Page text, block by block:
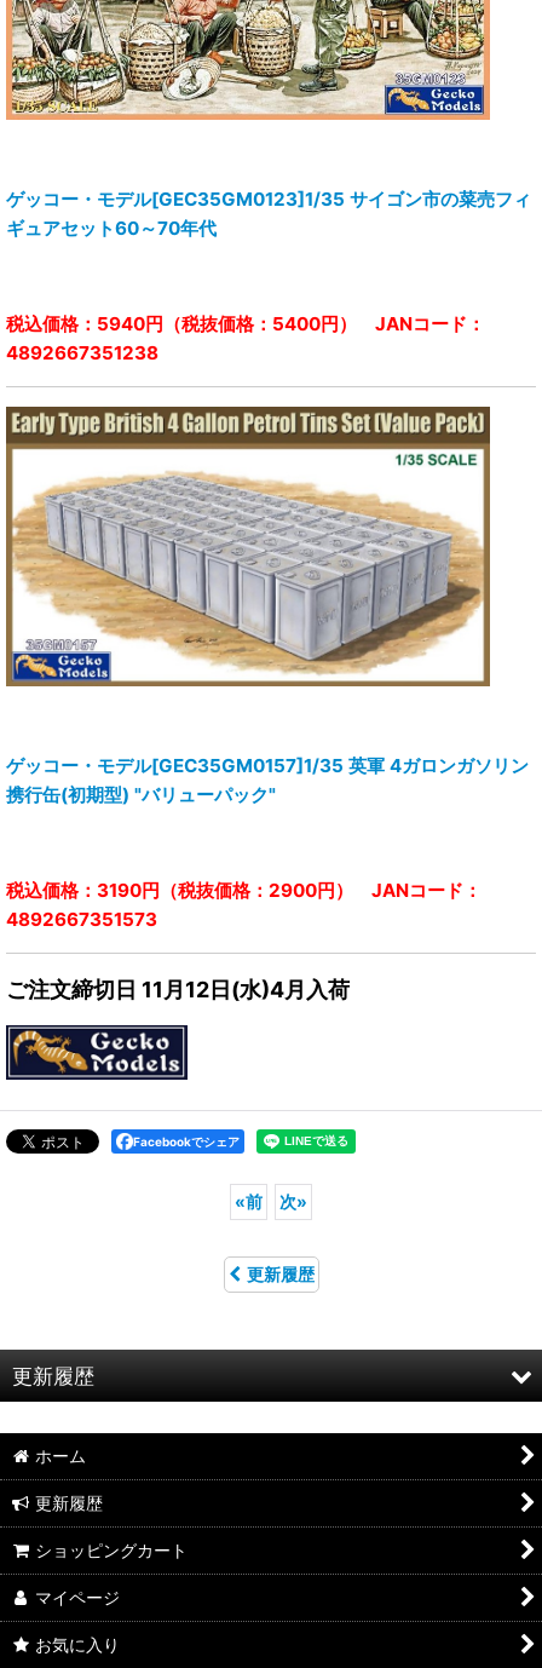
ゲッコー・モデル[GEC35GM0123]1/35 サイゴン市の菜売フィ
ギュアセット60～70年代
税込価格：5940円（税抜価格：5400円） JANコード：
4892667351238
ゲッコー・モデル[GEC35GM0157]1/35 英軍 4ガロンガソリン
携行缶(初期型) "バリューパック"
税込価格：3190円（税抜価格：2900円） JANコード：
4892667351573
ご注文締切日 11月12日(水)4月入荷
Facebookでシェア
«前 次»
更新履歴
更新履歴
2026年8月入荷のご案内
2026年7月新製品のご案内
ホーム
更新履歴
ショッピングカート
マイページ
お気に入り